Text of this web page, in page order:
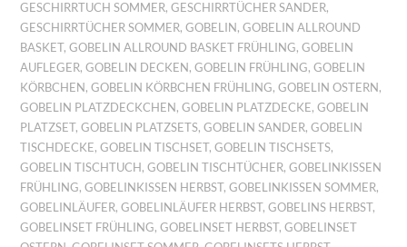
GESCHIRRTUCH SOMMER,GESCHIRRTÜCHER SANDER,
GESCHIRRTÜCHER SOMMER,GOBELIN ,GOBELIN ALLROUND
BASKET,GOBELIN ALLROUND BASKET FRÜHLING,GOBELIN
AUFLEGER,GOBELIN DECKEN ,GOBELIN FRÜHLING,GOBELIN
KÖRBCHEN ,GOBELIN KÖRBCHEN FRÜHLING,GOBELIN OSTERN ,
GOBELIN PLATZDECKCHEN ,GOBELIN PLATZDECKE,GOBELIN
PLATZSET,GOBELIN PLATZSETS,GOBELIN SANDER,GOBELIN
TISCHDECKE,GOBELIN TISCHSET,GOBELIN TISCHSETS,
GOBELIN TISCHTUCH ,GOBELIN TISCHTÜCHER,GOBELINKISSEN
FRÜHLING,GOBELINKISSEN HERBST,GOBELINKISSEN SOMMER,
GOBELINLÄUFER,GOBELINLÄUFER HERBST,GOBELINS HERBST,
GOBELINSET FRÜHLING,GOBELINSET HERBST,GOBELINSET